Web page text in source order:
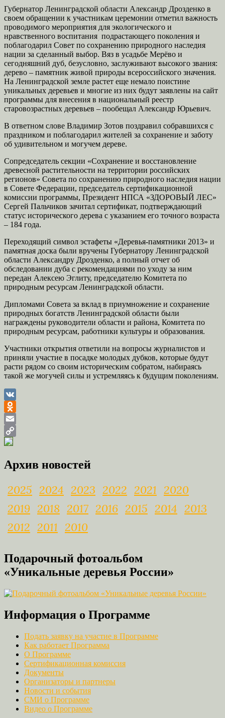
Губернатор Ленинградской области Александр Дрозденко в
своем обращении к участникам церемонии отметил важность
проводимого мероприятия для экологического и
нравственного воспитания подрастающего поколения и
поблагодарил Совет по сохранению природного наследия
нации за сделанный выбор. Вяз в усадьбе Мерёво и
сегодняшний дуб, безусловно, заслуживают высокого звания:
дерево – памятник живой природы всероссийского значения.
На Ленинградской земле растет еще немало поистине
уникальных деревьев и многие из них будут заявлены на сайт
программы для внесения в национальный реестр
старовозрастных деревьев – пообещал Александр Юрьевич.
В ответном слове Владимир Зотов поздравил собравшихся с
праздником и поблагодарил жителей за сохранение и заботу
об удивительном и могучем дереве.
Сопредседатель секции «Сохранение и восстановление
древесной растительности на территории российских
регионов» Совета по сохранению природного наследия нации
в Совете Федерации, председатель сертификационной
комиссии программы, Президент НПСА «ЗДОРОВЫЙ ЛЕС»
Сергей Пальчиков зачитал сертификат, подтверждающий
статус исторического дерева с указанием его точного возраста
– 184 года.
Переходящий символ эстафеты «Деревья-памятники 2013» и
памятная доска были вручены Губернатору Ленинградской
области Александру Дрозденко, а полный отчет об
обследовании дуба с рекомендациями по уходу за ним
передан Алексею Эглиту, председателю Комитета по
природным ресурсам Ленинградской области.
Дипломами Совета за вклад в приумножение и сохранение
природных богатств Ленинградской области были
награждены руководители области и района, Комитета по
природным ресурсам, работники культуры и образования.
Участники открытия ответили на вопросы журналистов и
приняли участие в посадке молодых дубков, которые будут
расти рядом со своим историческим собратом, набираясь
такой же могучей силы и устремляясь к будущим поколениям.
VK
Odnoklassniki
Email
Copy
Архив новостей
2025 2024 2023 2022 2021
2020
2019 2018 2017 2016 2015 2014 2013
2012 2011 2010
Подарочный фотоальбом
«Уникальные деревья России»
Информация о Программе
Подать заявку на участие в Программе
Как работает Программа
О Программе
Сертификационная комиссия
Документы
Организаторы и партнеры
Новости и события
СМИ о Программе
Видео о Программе